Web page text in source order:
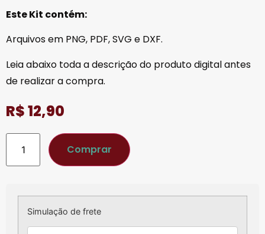
Este Kit contém:
Arquivos em PNG, PDF, SVG e DXF.
Leia abaixo toda a descrição do produto digital antes
de realizar a compra.
R$12,90
Comprar
Simulação de frete